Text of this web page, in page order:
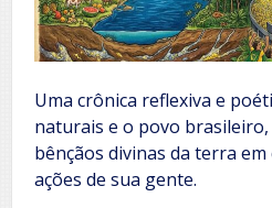
Uma crônica reflexiva e
naturais e o povo brasileiro,
bênçãos divinas da terra
ações de sua gente.